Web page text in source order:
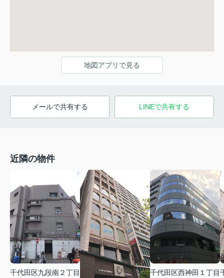
地図アプリで見る
メールで共有する LINEで共有する
近隣の物件
千代田区九段南２丁目
千代田区西神田１丁目